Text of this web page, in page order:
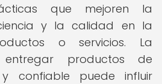
que mejoren la
y la calidad en la
o servicios. La
productos de
confiable puede influir